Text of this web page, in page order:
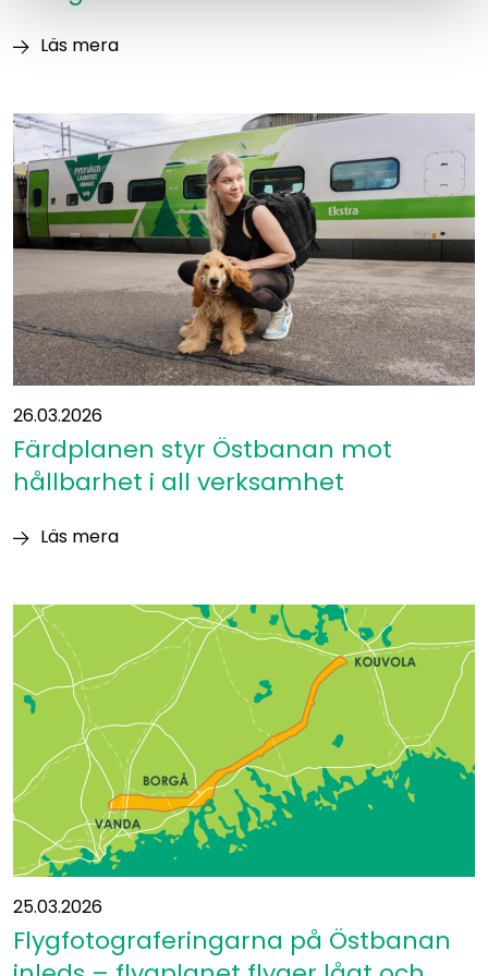
VandaLäs mera
bolagsstämma
2026
26.03.2026
Färdplanen styr Östbanan mot
hållbarhet i all verksamhet
Läs mera
Östbanan
mot
hållbarhet
i
all
verksamhet
25.03.2026
Flygfotograferingarna på Östbanan